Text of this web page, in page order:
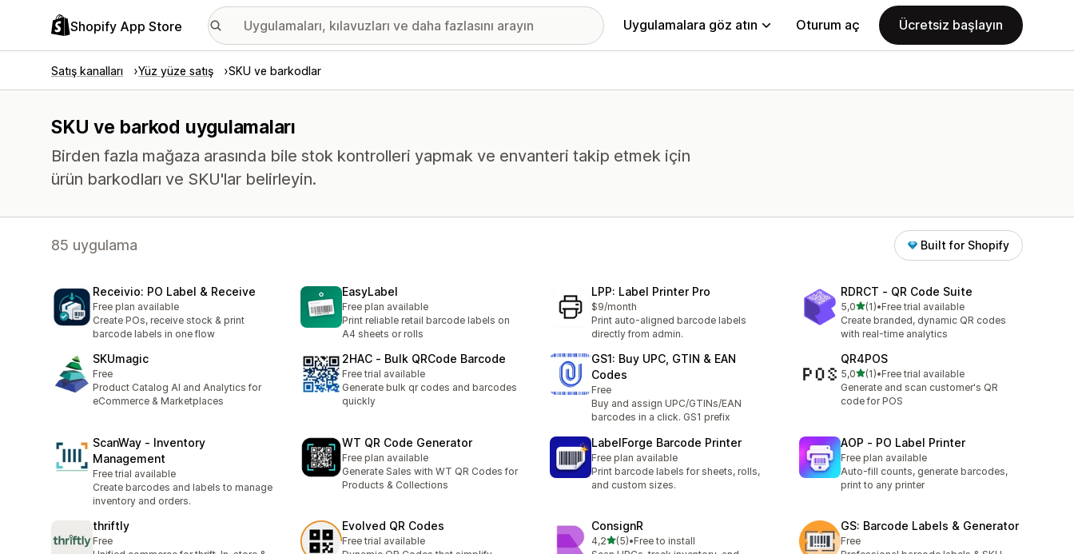
Shopify App Store Uygulamalara göz atın Oturum aç Ücretsiz başlayın
Satış kanalları Yüz yüze satış SKU ve barkodlar
SKU ve barkod uygulamaları
Birden fazla mağaza arasında bile stok kontrolleri yapmak ve envanteri takip etmek için
ürün barkodları ve SKU'lar belirleyin.
85 uygulama Built for Shopify
Receivio: PO Label & Receive
Free plan available
Create POs, receive stock & print
barcode labels in one flow
EasyLabel
Free plan available
Print reliable retail barcode labels on
A4 sheets or rolls
LPP: Label Printer Pro
$9/month
Print auto-aligned barcode labels
directly from admin.
RDRCT ‑ QR Code Suite
5,05 yıldız üzerinden
(1)
toplam 1 değerlendirme
•Free trial available
Create branded, dynamic QR codes
with real-time analytics
SKUmagic
Free
Product Catalog AI and Analytics for
eCommerce & Marketplaces
2HAC ‑ Bulk QRCode Barcode
Free trial available
Generate bulk qr codes and barcodes
quickly
GS1: Buy UPC, GTIN & EAN
Codes
Free
Buy and assign UPC/GTINs/EAN
barcodes in a click. GS1 prefix
QR4POS
5,05 yıldız üzerinden
(1)
toplam 1 değerlendirme
•Free trial available
Generate and scan customer's QR
code for POS
ScanWay ‑ Inventory
Management
Free trial available
Create barcodes and labels to manage
inventory and orders.
WT QR Code Generator
Free plan available
Generate Sales with WT QR Codes for
Products & Collections
LabelForge Barcode Printer
Free plan available
Print barcode labels for sheets, rolls,
and custom sizes.
AOP ‑ PO Label Printer
Free plan available
Auto-fill counts, generate barcodes,
print to any printer
thriftly
Free
Evolved QR Codes
Free trial available
ConsignR
4,25 yıldız üzerinden
(5)
toplam 5 değerlendirme
•Free to install
GS: Barcode Labels & Generator
Free